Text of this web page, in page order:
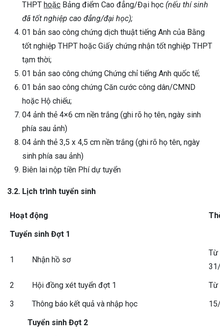
THPT hoặc Bảng điểm Cao đẳng/Đại học (nếu thí sinh
đã tốt nghiệp cao đẳng/đại học);
01 bản sao công chứng dịch thuật tiếng Anh của Bằng
tốt nghiệp THPT hoặc Giấy chứng nhận tốt nghiệp THPT
tạm thời;
01 bản sao công chứng Chứng chỉ tiếng Anh quốc tế;
01 bản sao công chứng Căn cước công dân/CMND
hoặc Hộ chiếu;
04 ảnh thẻ 4×6 cm nền trắng (ghi rõ họ tên, ngày sinh
phía sau ảnh)
04 ảnh thẻ 3,5 x 4,5 cm nền trắng (ghi rõ họ tên, ngày
sinh phía sau ảnh)
Biên lai nộp tiền Phí dự tuyển
3.2. Lịch trình tuyển sinh
Hoạt động
Tuyển sinh Đợt 1
1 Nhận hồ sơ
Từ
2
Hội đồng xét tuyển đợt 1
Từ
3
Thông báo kết quả và nhập học
Tuyển sinh Đợt 2